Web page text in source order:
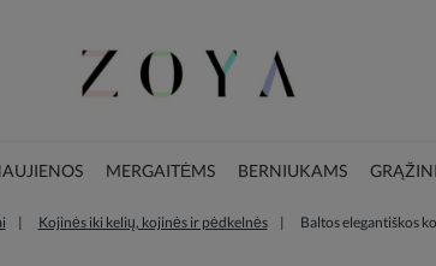
MERGAITĖMS BERNIUKAMS
Kojinės iki kelių, kojinės ir pėdkelnės Baltos elegantiškos